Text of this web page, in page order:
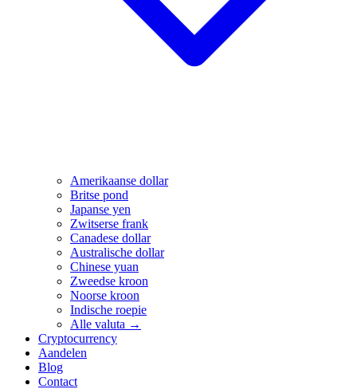
Amerikaanse dollar
Britse pond
Japanse yen
Zwitserse frank
Canadese dollar
Australische dollar
Chinese yuan
Zweedse kroon
Noorse kroon
Indische roepie
Alle valuta →
Cryptocurrency
Aandelen
Blog
Contact